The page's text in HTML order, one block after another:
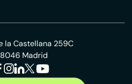
la Castellana 259C
Madrid